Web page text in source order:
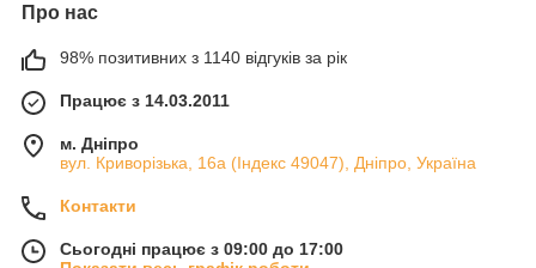
Про нас
98% позитивних з 1140 відгуків за рік
Працює з 14.03.2011
м. Дніпро
вул. Криворізька, 16а (Індекс 49047), Дніпро, Україна
Контакти
Сьогодні працює з 09:00 до 17:00